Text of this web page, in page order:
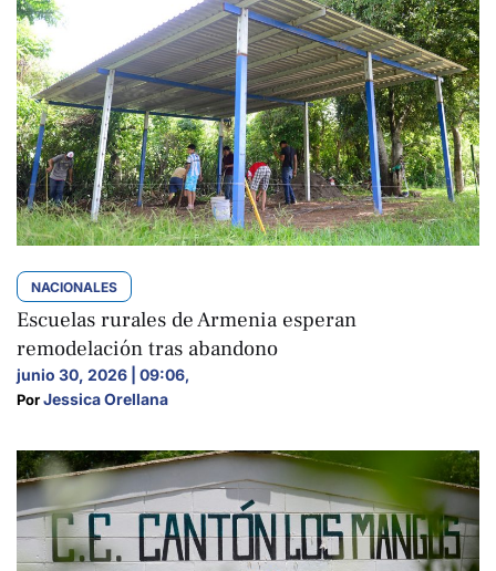
NACIONALES
Escuelas rurales de Armenia esperan
remodelación tras abandono
junio 30, 2026 | 09:06,
Por Jessica Orellana